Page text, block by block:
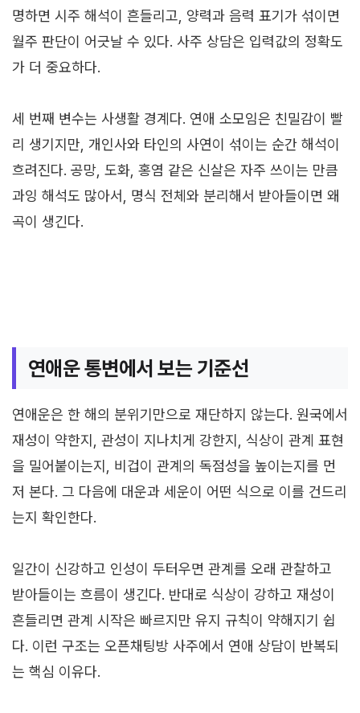
명하면 시주 해석이 흔들리고, 양력과 음력 표기가 섞이면
월주 판단이 어긋날 수 있다. 사주 상담은 입력값의 정확도
가 더 중요하다.
세 번째 변수는 사생활 경계다. 연애 소모임은 친밀감이 빨
리 생기지만, 개인사와 타인의 사연이 섞이는 순간 해석이
흐려진다. 공망, 도화, 홍염 같은 신살은 자주 쓰이는 만큼
과잉 해석도 많아서, 명식 전체와 분리해서 받아들이면 왜
곡이 생긴다.
연애운 통변에서 보는 기준선
연애운은 한 해의 분위기만으로 재단하지 않는다. 원국에서
재성이 약한지, 관성이 지나치게 강한지, 식상이 관계 표현
을 밀어붙이는지, 비겁이 관계의 독점성을 높이는지를 먼
저 본다. 그 다음에 대운과 세운이 어떤 식으로 이를 건드리
는지 확인한다.
일간이 신강하고 인성이 두터우면 관계를 오래 관찰하고
받아들이는 흐름이 생긴다. 반대로 식상이 강하고 재성이
흔들리면 관계 시작은 빠르지만 유지 규칙이 약해지기 쉽
다. 이런 구조는 오픈채팅방 사주에서 연애 상담이 반복되
는 핵심 이유다.